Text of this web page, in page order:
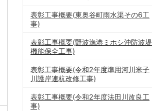
表彰工事概要(東奥谷町雨水渠その6工
事)
表彰工事概要(野波漁港ミホシ沖防波堤
機能保全工事)
表彰工事概要(令和2年度準用河川米子
川護岸連杭改修工事)
表彰工事概要(令和2年度法田川改良工
事)